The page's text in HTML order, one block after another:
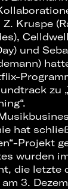
Kruspe
und
zu
hat
Projekt
wurden
die letzte
3.